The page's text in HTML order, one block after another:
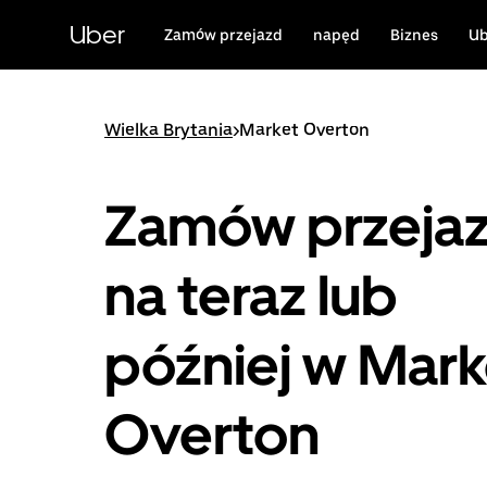
zawartości
Uber Zamów przejazd napęd Biznes
Wielka Brytania>Market Overton
Zamów
na teraz lub
później w
Overton